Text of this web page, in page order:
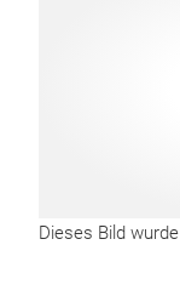
Dieses Bild